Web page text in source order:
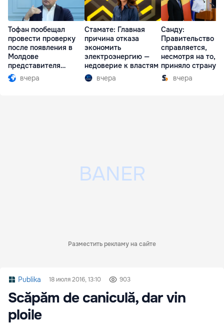
Тофан пообещал
провести проверку
после появления в
Молдове
представителя
Южной Осетии
вчера
Стамате: Главная
причина отказа
экономить
электроэнергию —
недоверие к властям
вчера
Санду:
Правительство
справляется,
несмотря на то,
приняло страну в
разгар кризиса
вчера
Разместить рекламу на сайте
Publika 18 июля 2016, 13:10 903
Scăpăm de caniculă, dar vin
ploile